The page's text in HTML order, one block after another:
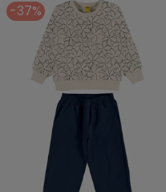
-37%